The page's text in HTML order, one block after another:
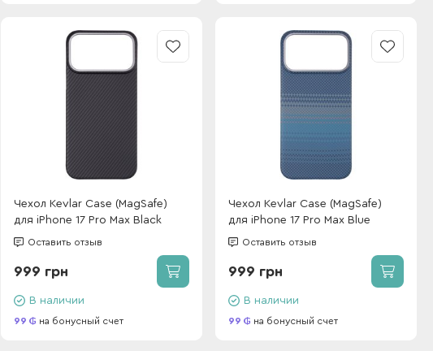
Чехол Kevlar Case (MagSafe)
для iPhone 17 Pro Max Black
Оставить отзыв
999 грн
В наличии
99 на бонусный счет
Чехол Kevlar Case (MagSafe)
для iPhone 17 Pro Max Blue
Оставить отзыв
999 грн
В наличии
99 на бонусный счет